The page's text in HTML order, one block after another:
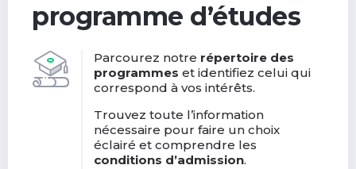
programme d’études
Parcourez notre répertoire des
programmes et identifiez celui qui
correspond à vos intérêts.
Trouvez toute l’information
nécessaire pour faire un choix
éclairé et comprendre les
conditions d’admission.